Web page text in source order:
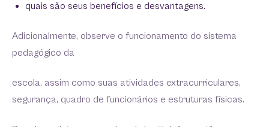
quais são seus benefícios e desvantagens.
Adicionalmente, observe o funcionamento do sistema
pedagógico da
escola, assim como suas atividades extracurriculares,
segurança, quadro de funcionários e estruturas físicas.